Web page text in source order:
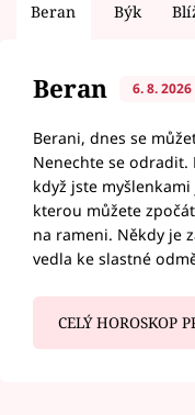
Beran Býk
Beran 6. 8. 2026
Berani, dnes se
Nenechte se
když jste
kterou můžete
na rameni. Někdy je
vedla ke slastné
CELÝ HOROSKOP